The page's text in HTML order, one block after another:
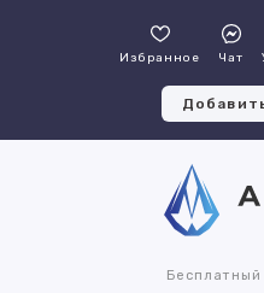
Избранное Чат